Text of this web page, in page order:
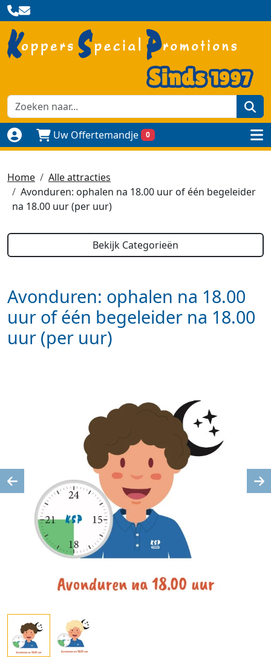
Naar login paginaUw Offertemandje 0
Home
Alle attracties
Avonduren: ophalen na 18.00 uur of één begeleider
na 18.00 uur (per uur)
Bekijk Categorieën
Avonduren: ophalen na 18.00
uur of één begeleider na 18.00
uur (per uur)
Previous